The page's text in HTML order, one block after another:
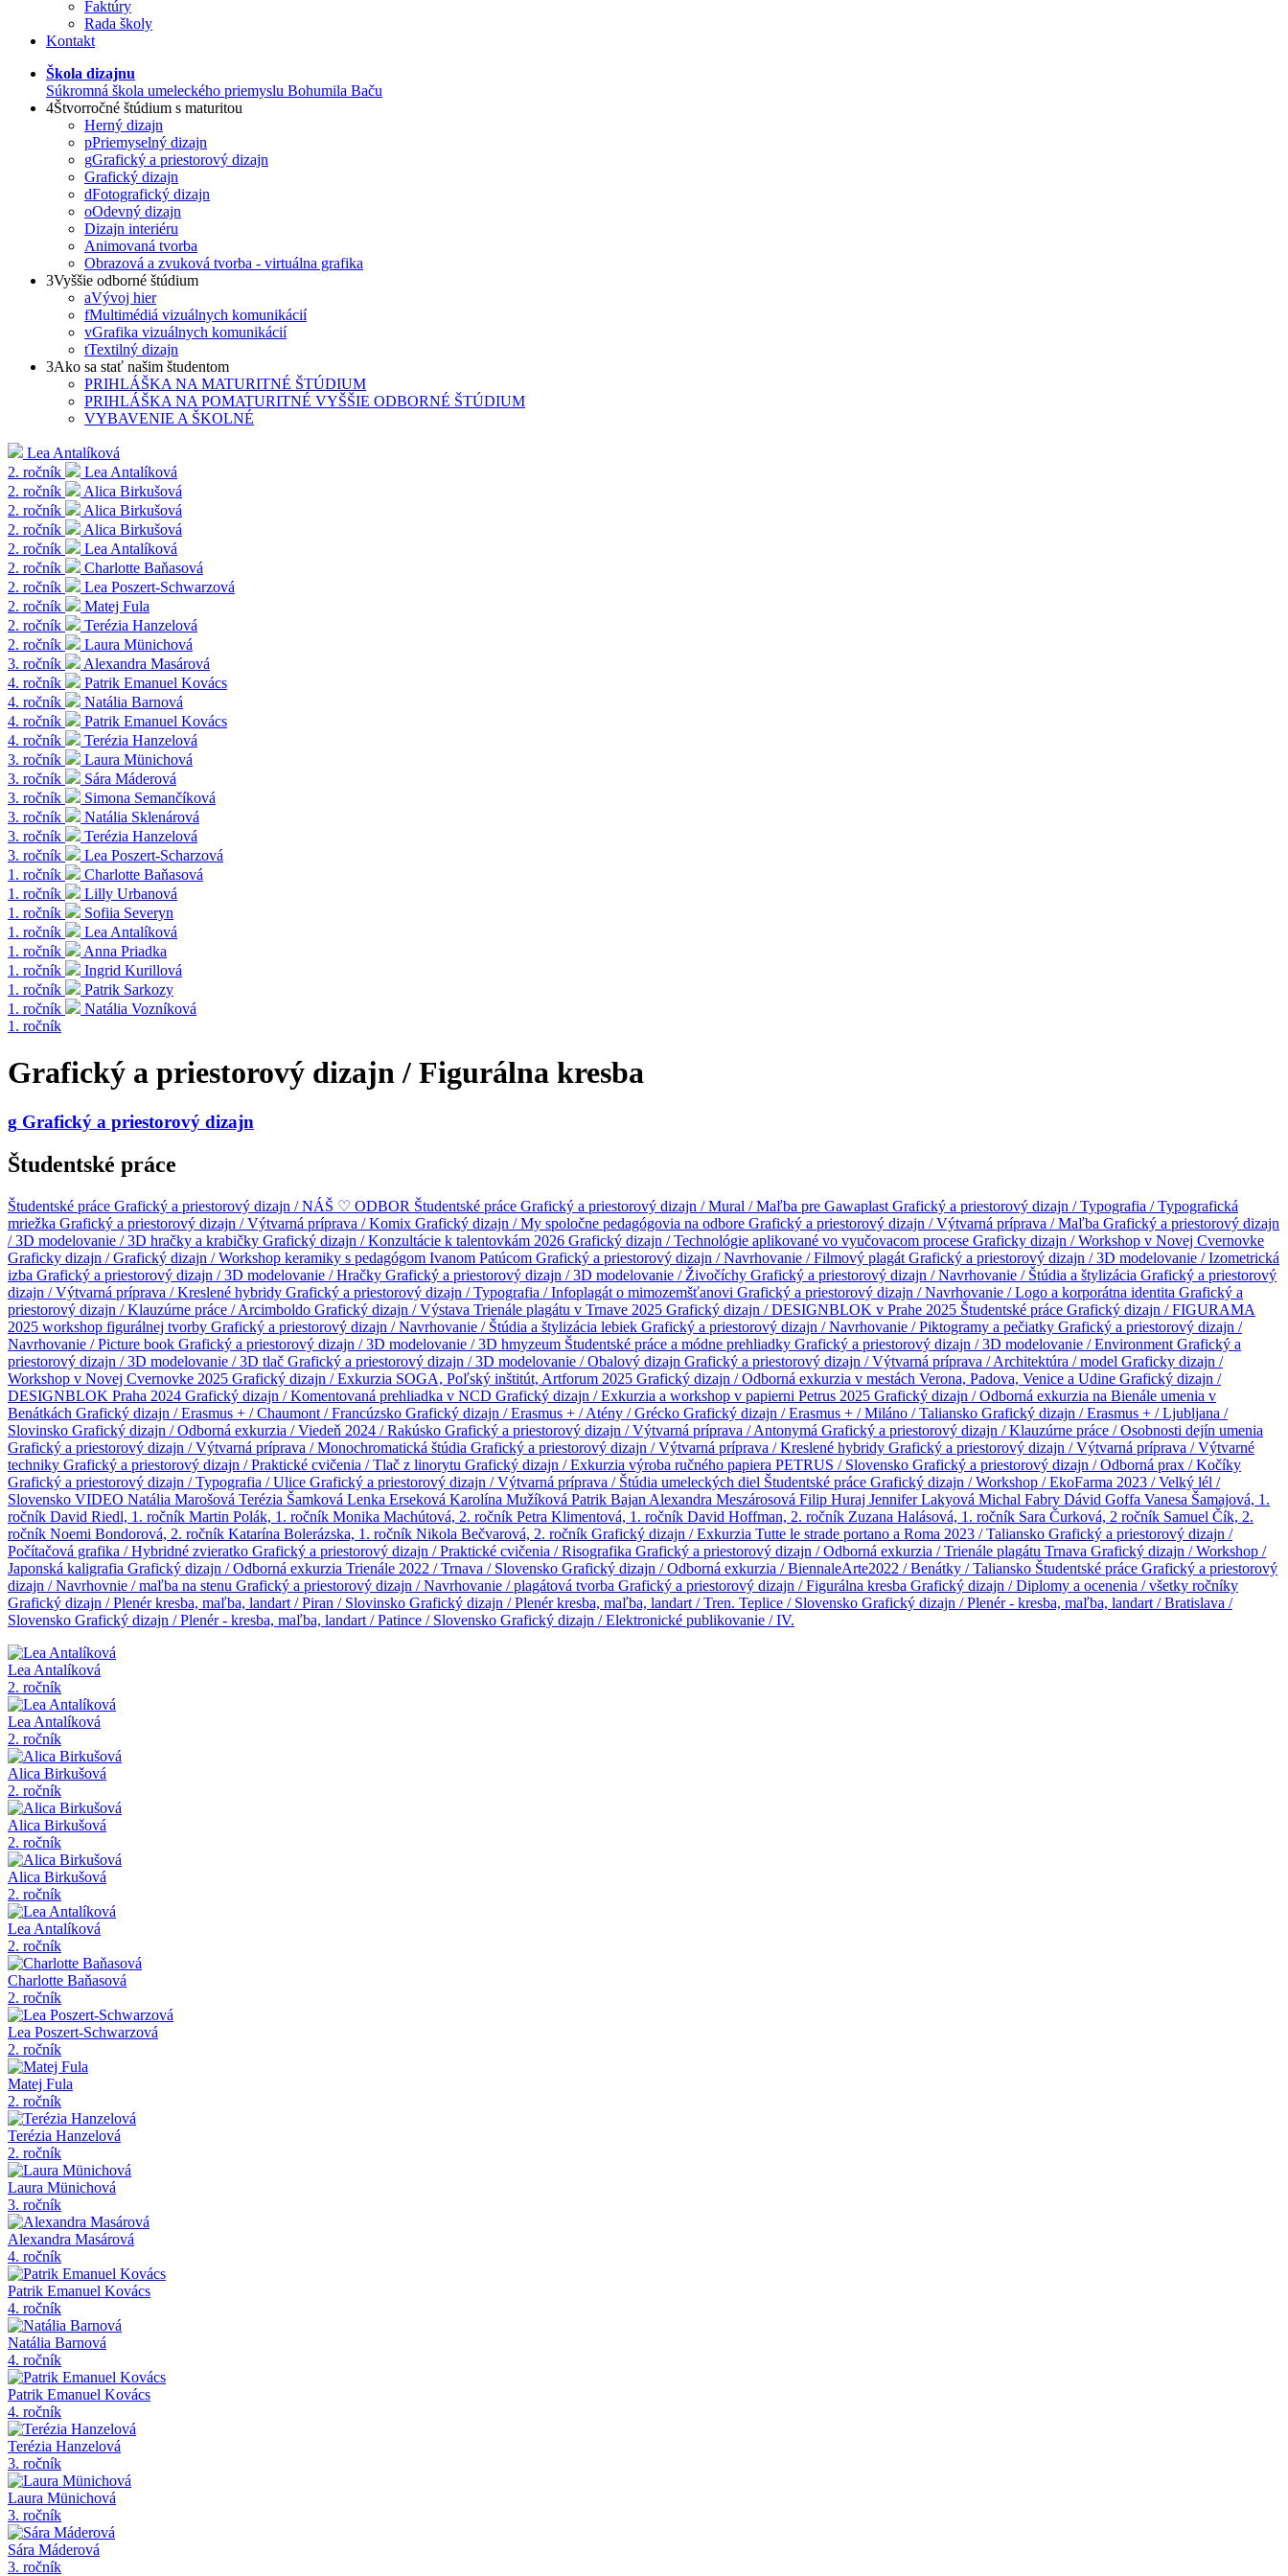
Faktúry
Rada školy
Kontakt
Škola dizajnu
Súkromná škola umeleckého priemyslu Bohumila Baču
4Štvorročné štúdium s maturitou
Herný dizajn
pPriemyselný dizajn
gGrafický a priestorový dizajn
Grafický dizajn
dFotografický dizajn
oOdevný dizajn
Dizajn interiéru
Animovaná tvorba
Obrazová a zvuková tvorba - virtuálna grafika
3Vyššie odborné štúdium
aVývoj hier
fMultimédiá vizuálnych komunikácií
vGrafika vizuálnych komunikácií
tTextilný dizajn
3Ako sa stať našim študentom
PRIHLÁŠKA NA MATURITNÉ ŠTÚDIUM
PRIHLÁŠKA NA POMATURITNÉ VYŠŠIE ODBORNÉ ŠTÚDIUM
VYBAVENIE A ŠKOLNÉ
Lea Antalíková
2. ročník
Lea Antalíková
2. ročník
Alica Birkušová
2. ročník
Alica Birkušová
2. ročník
Alica Birkušová
2. ročník
Lea Antalíková
2. ročník
Charlotte Baňasová
2. ročník
Lea Poszert-Schwarzová
2. ročník
Matej Fula
2. ročník
Terézia Hanzelová
2. ročník
Laura Münichová
3. ročník
Alexandra Masárová
4. ročník
Patrik Emanuel Kovács
4. ročník
Natália Barnová
4. ročník
Patrik Emanuel Kovács
4. ročník
Terézia Hanzelová
3. ročník
Laura Münichová
3. ročník
Sára Máderová
3. ročník
Simona Semančíková
3. ročník
Natália Sklenárová
3. ročník
Terézia Hanzelová
3. ročník
Lea Poszert-Scharzová
1. ročník
Charlotte Baňasová
1. ročník
Lilly Urbanová
1. ročník
Sofiia Severyn
1. ročník
Lea Antalíková
1. ročník
Anna Priadka
1. ročník
Ingrid Kurillová
1. ročník
Patrik Sarkozy
1. ročník
Natália Vozníková
1. ročník
Grafický a priestorový dizajn / Figurálna kresba
g Grafický a priestorový dizajn
Študentské práce
Študentské práce Grafický a priestorový dizajn / NÁŠ ♡ ODBOR Študentské práce Grafický a priestorový dizajn / Mural / Maľba pre Gawaplast Grafický a priestorový dizajn / Typografia / Typografická
mriežka Grafický a priestorový dizajn / Výtvarná príprava / Komix Grafický dizajn / My spoločne pedagógovia na odbore Grafický a priestorový dizajn / Výtvarná príprava / Maľba Grafický a priestorový dizajn
/ 3D modelovanie / 3D hračky a krabičky Grafický dizajn / Konzultácie k talentovkám 2026 Grafický dizajn / Technológie aplikované vo vyučovacom procese Graficky dizajn / Workshop v Novej Cvernovke
Graficky dizajn /Grafický dizajn / Workshop keramiky s pedagógom Ivanom Patúcom Grafický a priestorový dizajn / Navrhovanie / Filmový plagát Grafický a priestorový dizajn / 3D modelovanie / Izometrická
izba Grafický a priestorový dizajn / 3D modelovanie / Hračky Grafický a priestorový dizajn / 3D modelovanie / Živočíchy Grafický a priestorový dizajn / Navrhovanie / Štúdia a štylizácia Grafický a priestorový
dizajn / Výtvarná príprava / Kreslené hybridy Grafický a priestorový dizajn / Typografia / Infoplagát o mimozemšťanovi Grafický a priestorový dizajn / Navrhovanie / Logo a korporátna identita Grafický a
priestorový dizajn / Klauzúrne práce / Arcimboldo Grafický dizajn / Výstava Trienále plagátu v Trnave 2025 Grafický dizajn / DESIGNBLOK v Prahe 2025 Študentské práce Grafický dizajn / FIGURAMA
2025 workshop figurálnej tvorby Grafický a priestorový dizajn / Navrhovanie / Štúdia a štylizácia lebiek Grafický a priestorový dizajn / Navrhovanie / Piktogramy a pečiatky Grafický a priestorový dizajn /
Navrhovanie / Picture book Grafický a priestorový dizajn / 3D modelovanie / 3D hmyzeum Študentské práce a módne prehliadky Grafický a priestorový dizajn / 3D modelovanie / Environment Grafický a
priestorový dizajn / 3D modelovanie / 3D tlač Grafický a priestorový dizajn / 3D modelovanie / Obalový dizajn Grafický a priestorový dizajn / Výtvarná príprava / Architektúra / model Graficky dizajn /
Workshop v Novej Cvernovke 2025 Grafický dizajn / Exkurzia SOGA, Poľský inštitút, Artforum 2025 Grafický dizajn / Odborná exkurzia v mestách Verona, Padova, Venice a Udine Grafický dizajn /
DESIGNBLOK Praha 2024 Grafický dizajn / Komentovaná prehliadka v NCD Grafický dizajn / Exkurzia a workshop v papierni Petrus 2025 Grafický dizajn / Odborná exkurzia na Bienále umenia v
Benátkách Grafický dizajn / Erasmus + / Chaumont / Francúzsko Grafický dizajn / Erasmus + / Atény / Grécko Grafický dizajn / Erasmus + / Miláno / Taliansko Grafický dizajn / Erasmus + / Ljubljana /
Slovinsko Grafický dizajn / Odborná exkurzia / Viedeň 2024 / Rakúsko Grafický a priestorový dizajn / Výtvarná príprava / Antonymá Grafický a priestorový dizajn / Klauzúrne práce / Osobnosti dejín umenia
Grafický a priestorový dizajn / Výtvarná príprava / Monochromatická štúdia Grafický a priestorový dizajn / Výtvarná príprava / Kreslené hybridy Grafický a priestorový dizajn / Výtvarná príprava / Výtvarné
techniky Grafický a priestorový dizajn / Praktické cvičenia / Tlač z linorytu Grafický dizajn / Exkurzia výroba ručného papiera PETRUS / Slovensko Grafický a priestorový dizajn / Odborná prax / Kočíky
Grafický a priestorový dizajn / Typografia / Ulice Grafický a priestorový dizajn / Výtvarná príprava / Štúdia umeleckých diel Študentské práce Grafický dizajn / Workshop / EkoFarma 2023 / Velký lél /
Slovensko VIDEO Natália Marošová Terézia Šamková Lenka Erseková Karolína Mužíková Patrik Bajan Alexandra Meszárosová Filip Huraj Jennifer Lakyová Michal Fabry Dávid Goffa Vanesa Šamajová, 1.
ročník David Riedl, 1. ročník Martin Polák, 1. ročník Monika Machútová, 2. ročník Petra Klimentová, 1. ročník David Hoffman, 2. ročník Zuzana Halásová, 1. ročník Sara Čurková, 2 ročník Samuel Čík, 2.
ročník Noemi Bondorová, 2. ročník Katarína Bolerázska, 1. ročník Nikola Bečvarová, 2. ročník Grafický dizajn / Exkurzia Tutte le strade portano a Roma 2023 / Taliansko Grafický a priestorový dizajn /
Počítačová grafika / Hybridné zvieratko Grafický a priestorový dizajn / Praktické cvičenia / Risografika Grafický a priestorový dizajn / Odborná exkurzia / Trienále plagátu Trnava Grafický dizajn / Workshop /
Japonská kaligrafia Grafický dizajn / Odborná exkurzia Trienále 2022 / Trnava / Slovensko Grafický dizajn / Odborná exkurzia / BiennaleArte2022 / Benátky / Taliansko Študentské práce Grafický a priestorový
dizajn / Navrhovnie / maľba na stenu Grafický a priestorový dizajn / Navrhovanie / plagátová tvorba Grafický a priestorový dizajn / Figurálna kresba Grafický dizajn / Diplomy a ocenenia / všetky ročníky
Grafický dizajn / Plenér kresba, maľba, landart / Piran / Slovinsko Grafický dizajn / Plenér kresba, maľba, landart / Tren. Teplice / Slovensko Grafický dizajn / Plenér - kresba, maľba, landart / Bratislava /
Slovensko Grafický dizajn / Plenér - kresba, maľba, landart / Patince / Slovensko Grafický dizajn / Elektronické publikovanie / IV.
Lea Antalíková
2. ročník
Lea Antalíková
2. ročník
Alica Birkušová
2. ročník
Alica Birkušová
2. ročník
Alica Birkušová
2. ročník
Lea Antalíková
2. ročník
Charlotte Baňasová
2. ročník
Lea Poszert-Schwarzová
2. ročník
Matej Fula
2. ročník
Terézia Hanzelová
2. ročník
Laura Münichová
3. ročník
Alexandra Masárová
4. ročník
Patrik Emanuel Kovács
4. ročník
Natália Barnová
4. ročník
Patrik Emanuel Kovács
4. ročník
Terézia Hanzelová
3. ročník
Laura Münichová
3. ročník
Sára Máderová
3. ročník